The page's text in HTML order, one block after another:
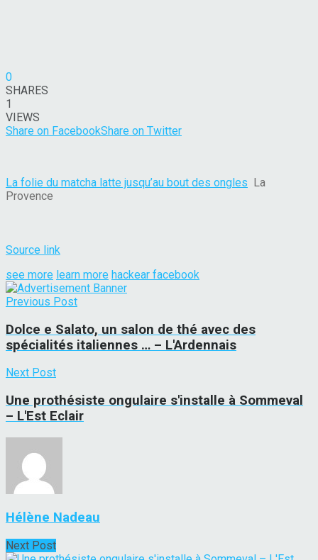
0
SHARES
1
VIEWS
Share on FacebookShare on Twitter
La folie du matcha latte jusqu’au bout des ongles La
Provence
Source link
see more learn more hackear facebook
Previous Post
Dolce e Salato, un salon de thé avec des
spécialités italiennes … – L'Ardennais
Next Post
Une prothésiste ongulaire s'installe à Sommeval
– L'Est Eclair
Hélène Nadeau
Next Post